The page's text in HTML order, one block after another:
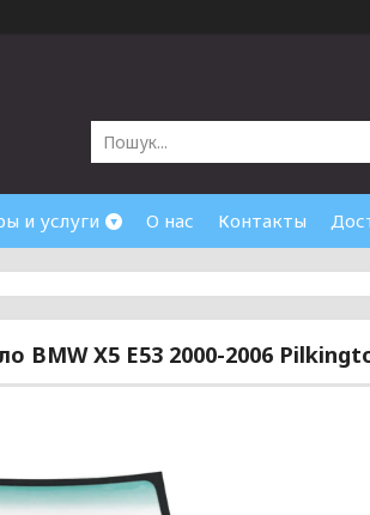
и услуги О нас Контакты
BMW X5 E53 2000-2006